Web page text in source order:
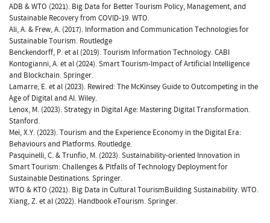
ADB & WTO (2021). Big Data for Better Tourism Policy, Management, and
Sustainable Recovery from COVID-19. WTO.
Ali, A. & Frew, A. (2017). Information and Communication Technologies for
Sustainable Tourism. Routledge
Benckendorff, P. et al (2019). Tourism Information Technology. CABI
Kontogianni, A. et al (2024). Smart Tourism-Impact of Artificial Intelligence
and Blockchain. Springer.
Lamarre, E. et al (2023). Rewired: The McKinsey Guide to Outcompeting in the
Age of Digital and AI. Wiley.
Lenox, M. (2023). Strategy in Digital Age: Mastering Digital Transformation.
Stanford.
Mei, X.Y. (2023). Tourism and the Experience Economy in the Digital Era:
Behaviours and Platforms. Routledge.
Pasquinelli, C. & Trunfio, M. (2023). Sustainability-oriented Innovation in
Smart Tourism: Challenges & Pitfalls of Technology Deployment for
Sustainable Destinations. Springer.
WTO & KTO (2021). Big Data in Cultural TourismBuilding Sustainability. WTO.
Xiang, Z. et al (2022). Handbook eTourism. Springer.